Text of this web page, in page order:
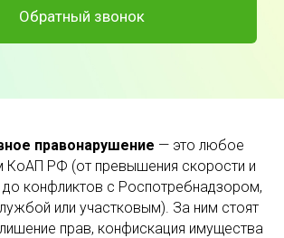
Обратный звонок
правонарушение — это любое
КоАП РФ (от превышения скорости и
конфликтов с Роспотребнадзором,
или участковым). За ним стоят
прав, конфискация имущества